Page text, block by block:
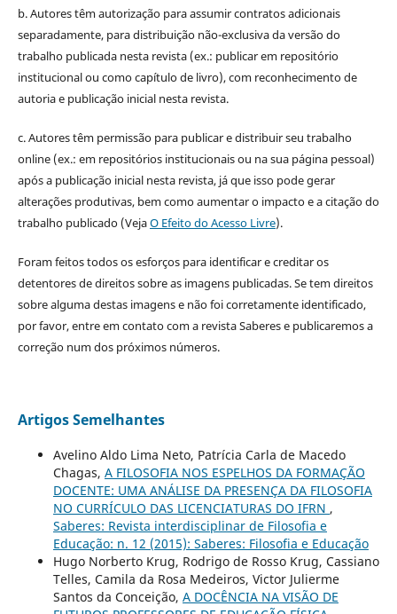
b. Autores têm autorização para assumir contratos adicionais
separadamente, para distribuição não-exclusiva da versão do
trabalho publicada nesta revista (ex.: publicar em repositório
institucional ou como capítulo de livro), com reconhecimento de
autoria e publicação inicial nesta revista.
c. Autores têm permissão para publicar e distribuir seu trabalho
online (ex.: em repositórios institucionais ou na sua página pessoal)
após a publicação inicial nesta revista, já que isso pode gerar
alterações produtivas, bem como aumentar o impacto e a citação do
trabalho publicado (VejaO Efeito do Acesso Livre).
Foram feitos todos os esforços para identificar e creditar os
detentores de direitos sobre as imagens publicadas. Se tem direitos
sobre alguma destas imagens e não foi corretamente identificado,
por favor, entre em contato com a revista Saberes e publicaremos a
correção num dos próximos números.
Artigos Semelhantes
Avelino Aldo Lima Neto, Patrícia Carla de Macedo
Chagas, A FILOSOFIA NOS ESPELHOS DA FORMAÇÃO
DOCENTE: UMA ANÁLISE DA PRESENÇA DA FILOSOFIA
NO CURRÍCULO DAS LICENCIATURAS DO IFRN ,
Saberes: Revista interdisciplinar de Filosofia e
Educação: n. 12 (2015): Saberes: Filosofia e Educação
Hugo Norberto Krug, Rodrigo de Rosso Krug, Cassiano
Telles, Camila da Rosa Medeiros, Victor Julierme
Santos da Conceição, A DOCÊNCIA NA VISÃO DE